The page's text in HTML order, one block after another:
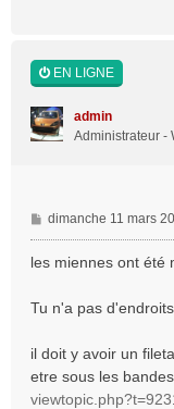
EN LIGNE
admin
Administrateur -
M
e
s
g
dimanche 11 mars
les miennes ont été
Tu n'a pas
il doit y avoir un
etre sous les